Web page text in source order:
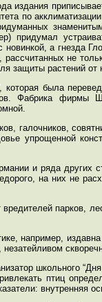
по
придумал
а гнезда
не
защиты растений от
была
Фабрика фирмы
галочников,
упрощенной
и ряда других
на них не
парков,
например,
школьного
птиц
внутренняя